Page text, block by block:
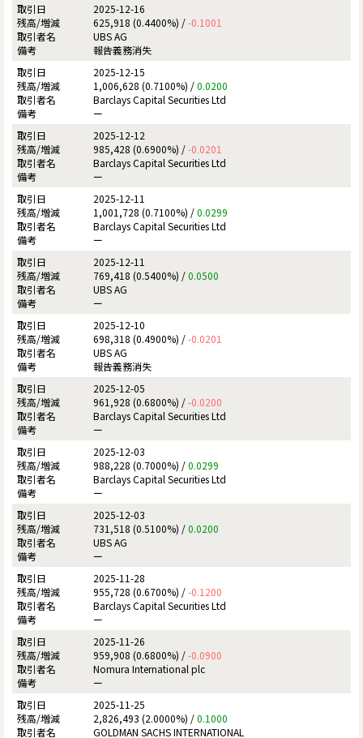
2025-12-16
625,918 (0.4400%) /-0.1001
UBS AG
報告義務消失
2025-12-15
1,006,628 (0.7100%) /0.0200
Barclays Capital Securities Ltd
ー
2025-12-12
985,428 (0.6900%) /-0.0201
Barclays Capital Securities Ltd
ー
2025-12-11
1,001,728 (0.7100%) /0.0299
Barclays Capital Securities Ltd
ー
2025-12-11
769,418 (0.5400%) /0.0500
UBS AG
ー
2025-12-10
698,318 (0.4900%) /-0.0201
UBS AG
報告義務消失
2025-12-05
961,928 (0.6800%) /-0.0200
Barclays Capital Securities Ltd
ー
2025-12-03
988,228 (0.7000%) /0.0299
Barclays Capital Securities Ltd
ー
2025-12-03
731,518 (0.5100%) /0.0200
UBS AG
ー
2025-11-28
955,728 (0.6700%) /-0.1200
Barclays Capital Securities Ltd
ー
2025-11-26
959,908 (0.6800%) /-0.0900
Nomura International plc
ー
2025-11-25
2,826,493 (2.0000%) /0.1000
GOLDMAN SACHS INTERNATIONAL